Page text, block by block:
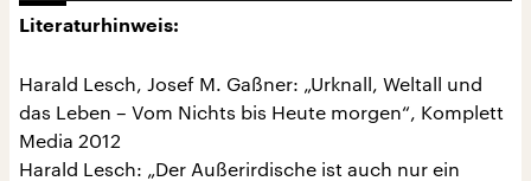
Literaturhinweis:
Harald Lesch, Josef M. Gaßner: „Urknall, Weltall und
das Leben – Vom Nichts bis Heute morgen“, Komplett
Media 2012
Harald Lesch: „Der Außerirdische ist auch nur ein